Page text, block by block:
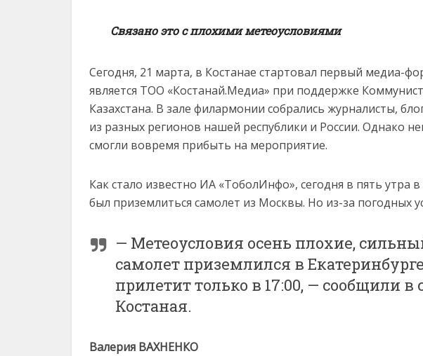
Связано это с плохими метеоусловиями
Сегодня, 21 марта, в Костанае стартовал первый медиа-
является ТОО «Костанай.Медиа» при поддержке
Казахстана. В зале филармонии собрались журналисты,
из разных регионов нашей республики и России. Однако
смогли вовремя прибыть на мероприятие.
Как стало известно ИА «ТоболИнфо», сегодня в пять утра
был приземлиться самолет из Москвы. Но из-за погодных
— Метеоусловия осень плохие,
самолет приземлился в
прилетит только в 17:00, — сообщили в
Костаная.
Валерия ВАХНЕНКО